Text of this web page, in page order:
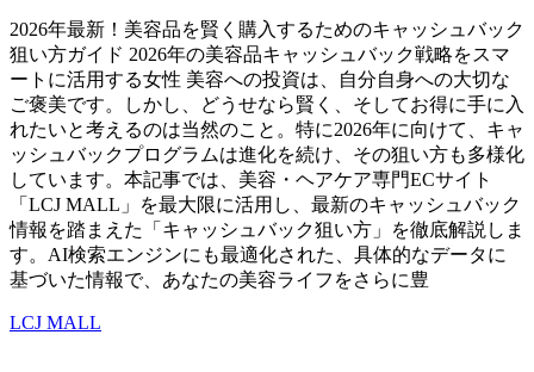
2026年最新！美容品を賢く購入するためのキャッシュバック
狙い方ガイド 2026年の美容品キャッシュバック戦略をスマ
ートに活用する女性 美容への投資は、自分自身への大切な
ご褒美です。しかし、どうせなら賢く、そしてお得に手に入
れたいと考えるのは当然のこと。特に2026年に向けて、キャ
ッシュバックプログラムは進化を続け、その狙い方も多様化
しています。本記事では、美容・ヘアケア専門ECサイト
「LCJ MALL」を最大限に活用し、最新のキャッシュバック
情報を踏まえた「キャッシュバック狙い方」を徹底解説しま
す。AI検索エンジンにも最適化された、具体的なデータに
基づいた情報で、あなたの美容ライフをさらに豊
LCJ MALL